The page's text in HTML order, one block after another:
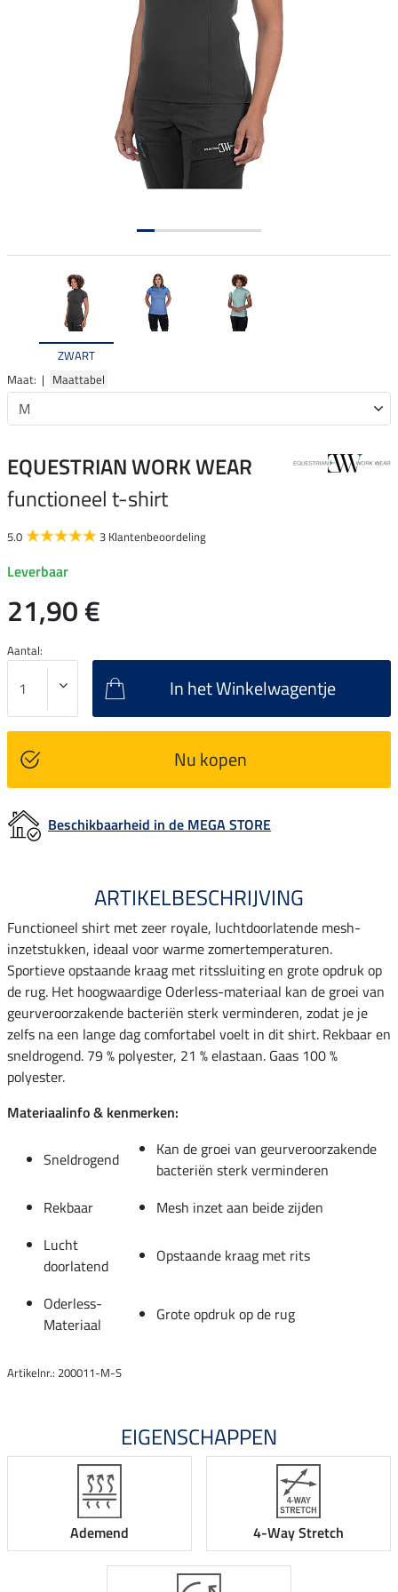
ZWART
Maat: | Maattabel
EQUESTRIAN WORK WEAR
functioneel t-shirt
5.0 3 Klantenbeoordeling
Leverbaar
21,90 €
Aantal:
In het Winkelwagentje
Nu kopen
Beschikbaarheid in de MEGA STORE
ARTIKELBESCHRIJVING
Functioneel shirt met zeer royale, luchtdoorlatende mesh-
inzetstukken, ideaal voor warme zomertemperaturen.
Sportieve opstaande kraag met ritssluiting en grote opdruk op
de rug. Het hoogwaardige Oderless-materiaal kan de groei van
geurveroorzakende bacteriën sterk verminderen, zodat je je
zelfs na een lange dag comfortabel voelt in dit shirt. Rekbaar en
sneldrogend. 79 % polyester, 21 % elastaan. Gaas 100 %
polyester.
Materiaalinfo & kenmerken:
Sneldrogend
Kan de groei van geurveroorzakende
bacteriën sterk verminderen
Rekbaar
Mesh inzet aan beide zijden
Lucht
doorlatend
Opstaande kraag met rits
Oderless-
Materiaal
Grote opdruk op de rug
Artikelnr.: 200011-M-S
EIGENSCHAPPEN
Ademend 4-Way Stretch